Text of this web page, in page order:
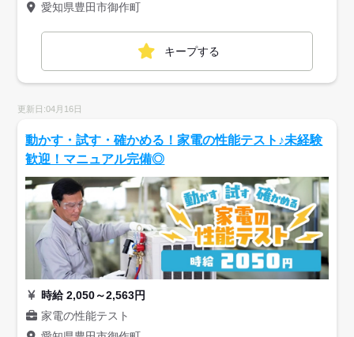
愛知県豊田市御作町
キープする
更新日:04月16日
動かす・試す・確かめる！家電の性能テスト♪未経験
歓迎！マニュアル完備◎
時給 2,050～2,563円
家電の性能テスト